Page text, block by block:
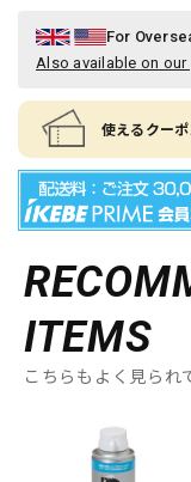
For
Also available on our
使えるクー
ITEMS
こちらもよく見られ